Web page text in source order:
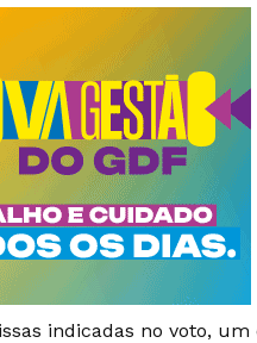
indicadas no voto,